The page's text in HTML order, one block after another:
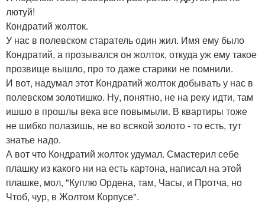
лютуй!
Кондратий жолток.
У нас в полевском старатель один жил. Имя ему было
Кондратий, а прозывался он жолток, откуда уж ему такое
прозвище вышло, про то даже старики не помнили.
И вот, надумал этот Кондратий жолток добывать у нас в
полевском золотишко. Ну, понятно, не на реку идти, там
ишшо в прошлы века все повымыли. В квартиры тоже
не шибко полазишь, не во всякой золото - то есть, тут
знатье надо.
А вот что Кондратий жолток удумал. Смастерил себе
плашку из какого ни на есть картона, написал на этой
плашке, мол, "Куплю Ордена, там, Часы, и Протча, но
Чтоб, чур, в Жолтом Корпусе".